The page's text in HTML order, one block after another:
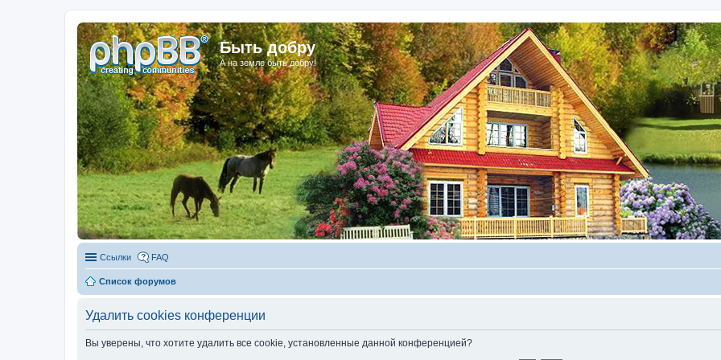
Быть добру
А на земле быть добру!
Ссылки FAQ
Список форумов
Удалить cookies конференции
Вы уверены, что хотите удалить все cookie, установленные данной конференцией?